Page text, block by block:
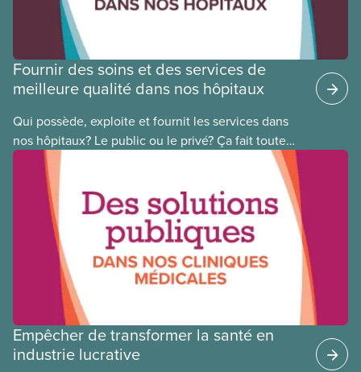
Fournir des soins et des services de
meilleure qualité dans nos hôpitaux
Qui possède, exploite et fournit les services dans
nos hôpitaux? Le public ou le privé? Ça fait toute
une différence. Un hôpital public coûte moins cher,
en donne plus et est voué à l’intérêt public.
Empêcher de transformer la santé en
industrie lucrative